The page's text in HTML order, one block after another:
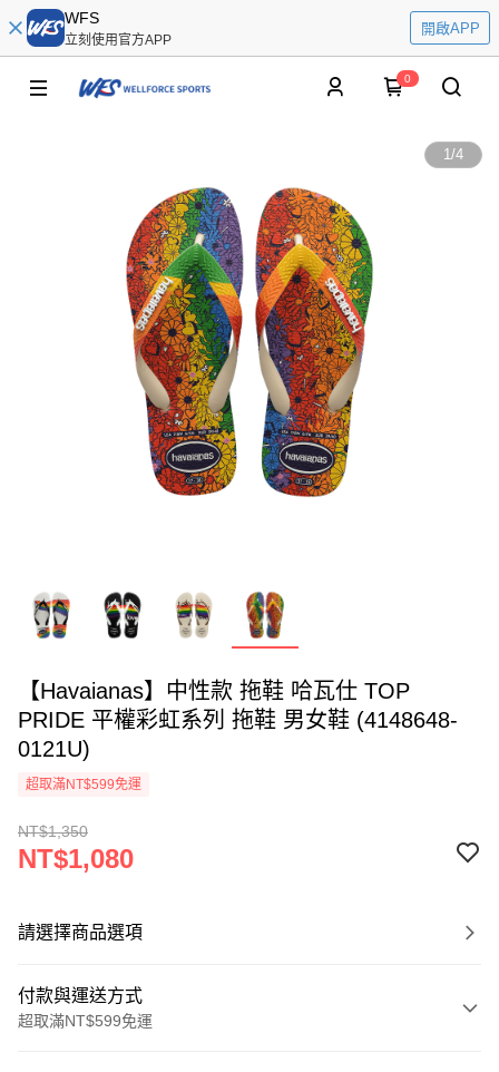
WFS
立刻使用官方APP
開啟APP
0
1/4
【Havaianas】中性款 拖鞋 哈瓦仕 TOP
PRIDE 平權彩虹系列 拖鞋 男女鞋 (4148648-
0121U)
超取滿NT$599免運
NT$1,350
NT$1,080
請選擇商品選項
付款與運送方式
超取滿NT$599免運